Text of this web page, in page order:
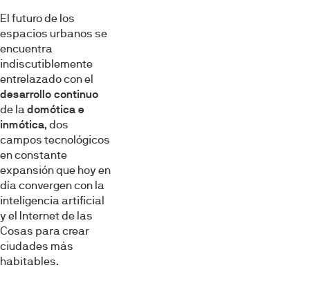
El futuro de los
espacios urbanos se
encuentra
indiscutiblemente
entrelazado con el
desarrollo continuo
de la domótica e
inmótica, dos
campos tecnológicos
en constante
expansión que hoy en
día convergen con la
inteligencia artificial
y el Internet de las
Cosas para crear
ciudades más
habitables.